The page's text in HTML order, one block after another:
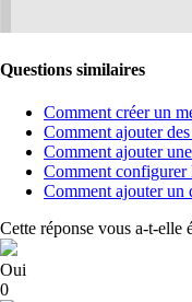
Questions similaires
Comment créer un
Comment ajouter
Comment ajouter
Comment
Comment ajouter un
Cette réponse vous a-t-elle
Oui
0